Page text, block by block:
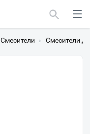
Смесители › Смесители